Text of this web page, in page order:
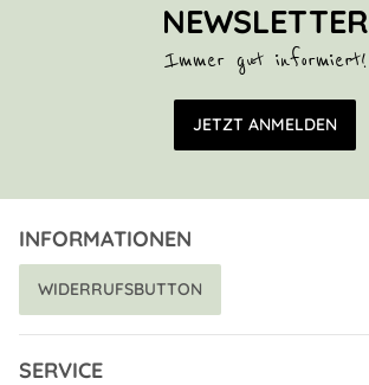
NEWSLETTER
Immer gut informiert!
E-Mail Adresse
JETZT ANMELDEN
INFORMATIONEN
WIDERRUFSBUTTON
SERVICE